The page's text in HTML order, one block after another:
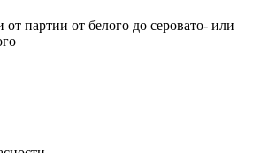
от партии от белого до серовато- или